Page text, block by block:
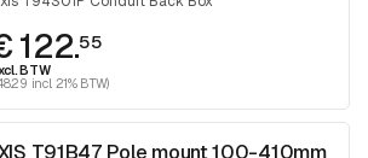
122.55
BTW
incl. 21% BTW)
T91B47 Pole mount 100-410mm